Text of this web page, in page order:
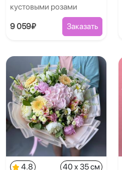
кустовыми розами
9 059₽ Заказать
4.8
40 x 35 см